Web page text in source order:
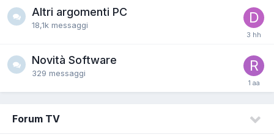
Altri argomenti PC
18,1k messaggi
Novità Software
329 messaggi
Forum TV